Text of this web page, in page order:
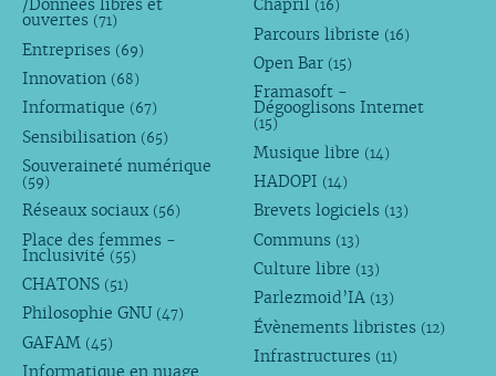
/Données libres et
ouvertes (71)
Entreprises (69)
Innovation (68)
Informatique (67)
Sensibilisation (65)
Souveraineté numérique
(59)
Réseaux sociaux (56)
Place des femmes -
Inclusivité (55)
CHATONS (51)
Philosophie GNU (47)
GAFAM (45)
Informatique en nuage
Chapril (16)
Parcours libriste (16)
Open Bar (15)
Framasoft -
Dégooglisons Internet
(15)
Musique libre (14)
HADOPI (14)
Brevets logiciels (13)
Communs (13)
Culture libre (13)
Parlezmoid’IA (13)
Évènements libristes (12)
Infrastructures (11)